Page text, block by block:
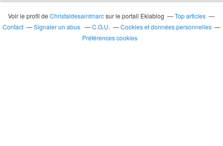
Voir le profil deChristaldesaintmarcsur le portail Eklablog
Top articles
Contact
Signaler un abus C.G.U.
Cookies et données personnelles
Préférences cookies